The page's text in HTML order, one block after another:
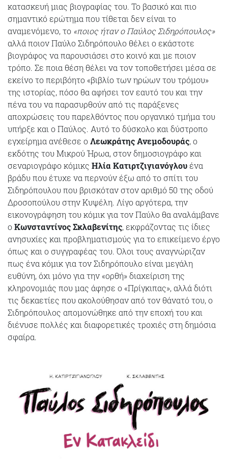
κατασκευή μιας βιογραφίας του. Το βασικό και πιο
σημαντικό ερώτημα που τίθεται δεν είναι το
αναμενόμενο, το «ποιος ήταν ο Παύλος Σιδηρόπουλος»
αλλά ποιον Παύλο Σιδηρόπουλο θέλει ο εκάστοτε
βιογράφος να παρουσιάσει στο κοινό και με ποιον
τρόπο. Σε ποια θέση θέλει να τον τοποθετήσει μέσα σε
εκείνο το περιβόητο «βιβλίο των ηρώων του τρόμου»
της ιστορίας, πόσο θα αφήσει τον εαυτό του και την
πένα του να παρασυρθούν από τις παράξενες
αποχρώσεις του παρελθόντος που οργανικό τμήμα του
υπήρξε και ο Παύλος. Αυτό το δύσκολο και δύστροπο
εγχείρημα ανέθεσε οΛεωκράτης Ανεμοδουράς, ο
εκδότης του Μικρού Ήρωα, στον δημοσιογράφο και
σεναριογράφο κόμικς Ηλία Κατιρτζιγιανόγλουένα
βράδυ που έτυχε να περνούν έξω από το σπίτι του
Σιδηρόπουλου που βρισκόταν στον αριθμό 50 της οδού
Δροσοπούλου στην Κυψέλη. Λίγο αργότερα, την
εικονογράφηση του κόμικ για τον Παύλο θα αναλάμβανε
οΚωνσταντίνος Σκλαβενίτης, εκφράζοντας τις ίδιες
ανησυχίες και προβληματισμούς για το επικείμενο έργο
όπως και ο συγγραφέας του. Όλοι τους αναγνώριζαν
πως ένα κόμικ για τον Σιδηρόπουλο είναι μεγάλη
ευθύνη, όχι μόνο για την «ορθή» διαχείριση της
κληρονομιάς που μας άφησε ο «Πρίγκιπας», αλλά διότι
τις δεκαετίες που ακολούθησαν από τον θάνατό του, ο
Σιδηρόπουλος απομονώθηκε από την εποχή του και
διένυσε πολλές και διαφορετικές τροχιές στη δημόσια
σφαίρα.